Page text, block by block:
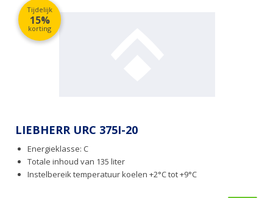
Tijdelijk
15%
korting
LIEBHERR URC 375I-20
Energieklasse: C
Totale inhoud van 135 liter
Instelbereik temperatuur koelen +2°C tot +9°C